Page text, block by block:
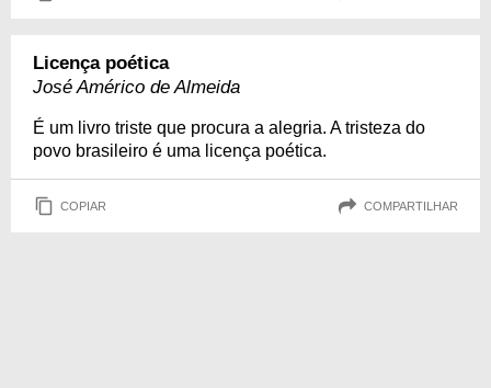
Licença poética
José Américo de Almeida
É um livro triste que procura a alegria. A tristeza do
povo brasileiro é uma licença poética.
COPIAR COMPARTILHAR